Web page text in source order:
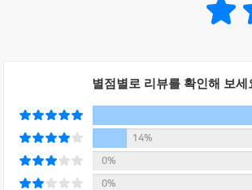
3 ‘세상’에서는 생성형 AI가 더이상 두려워
머스업계의 빈틈을 파고든 중국 e커머스의 활
4 ‘마케팅’에서는 본격적으로 집 밖으로 나
과정에서도 재미를 추구하는 소비자들의 성
스’, 밀레니얼세대 젊은 부모들의 욕구를 겨
를 통해 소비자의 니즈를 발견하고 충족시
별점별로 리뷰를 확인해 보세
14%
0%
0%